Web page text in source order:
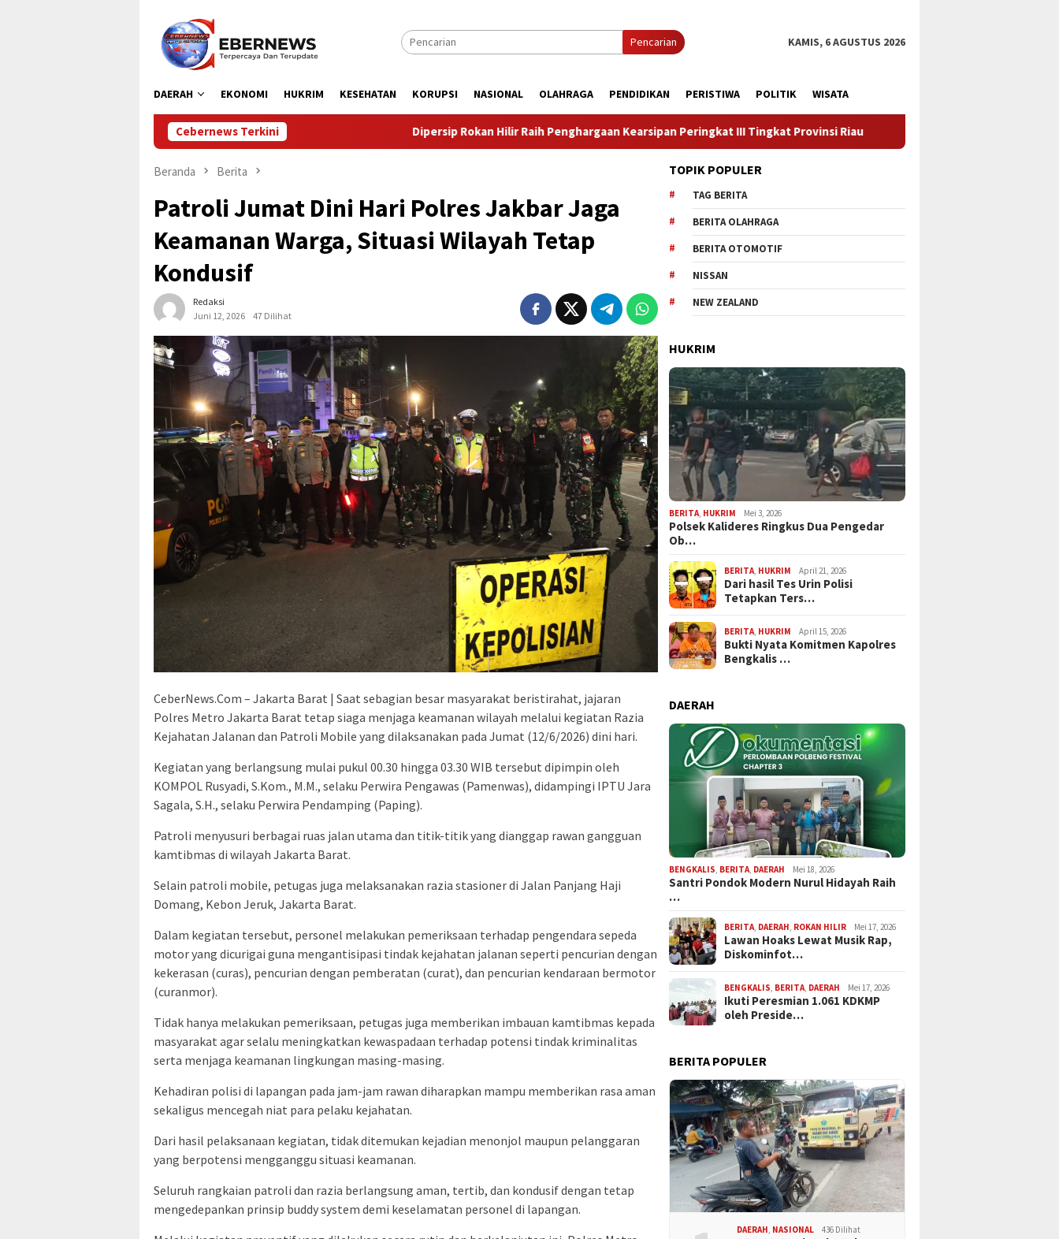
konten
Pencarian KAMIS, 6 AGUSTUS 2026
DAERAH EKONOMI HUKRIM KESEHATAN KORUPSI NASIONAL OLAHRAGA PENDIDIKAN PERISTIWA POLITIK WISATA
Cebernews Terkini Dipersip Rokan Hilir Raih Penghargaan Kearsipan Peringkat III Tingkat Provinsi Riau Kadiskes Menghadiri Kunjungan Kerja
Beranda Berita
Patroli Jumat Dini Hari Polres Jakbar Jaga
Keamanan Warga, Situasi Wilayah Tetap
Kondusif
Redaksi
Juni 12, 2026
47 Dilihat
CeberNews.Com – Jakarta Barat | Saat sebagian besar masyarakat beristirahat, jajaran
Polres Metro Jakarta Barat tetap siaga menjaga keamanan wilayah melalui kegiatan Razia
Kejahatan Jalanan dan Patroli Mobile yang dilaksanakan pada Jumat (12/6/2026) dini hari.
Kegiatan yang berlangsung mulai pukul 00.30 hingga 03.30 WIB tersebut dipimpin oleh
KOMPOL Rusyadi, S.Kom., M.M., selaku Perwira Pengawas (Pamenwas), didampingi IPTU Jara
Sagala, S.H., selaku Perwira Pendamping (Paping).
Patroli menyusuri berbagai ruas jalan utama dan titik-titik yang dianggap rawan gangguan
kamtibmas di wilayah Jakarta Barat.
Selain patroli mobile, petugas juga melaksanakan razia stasioner di Jalan Panjang Haji
Domang, Kebon Jeruk, Jakarta Barat.
Dalam kegiatan tersebut, personel melakukan pemeriksaan terhadap pengendara sepeda
motor yang dicurigai guna mengantisipasi tindak kejahatan jalanan seperti pencurian dengan
kekerasan (curas), pencurian dengan pemberatan (curat), dan pencurian kendaraan bermotor
(curanmor).
Tidak hanya melakukan pemeriksaan, petugas juga memberikan imbauan kamtibmas kepada
masyarakat agar selalu meningkatkan kewaspadaan terhadap potensi tindak kriminalitas
serta menjaga keamanan lingkungan masing-masing.
Kehadiran polisi di lapangan pada jam-jam rawan diharapkan mampu memberikan rasa aman
sekaligus mencegah niat para pelaku kejahatan.
Dari hasil pelaksanaan kegiatan, tidak ditemukan kejadian menonjol maupun pelanggaran
yang berpotensi mengganggu situasi keamanan.
Seluruh rangkaian patroli dan razia berlangsung aman, tertib, dan kondusif dengan tetap
mengedepankan prinsip buddy system demi keselamatan personel di lapangan.
TOPIK POPULER
TAG BERITA
BERITA OLAHRAGA
BERITA OTOMOTIF
NISSAN
NEW ZEALAND
HUKRIM
BERITA HUKRIM Mei 3, 2026
Polsek Kalideres Ringkus Dua Pengedar
Ob…
BERITA HUKRIM April 21, 2026
Dari hasil Tes Urin Polisi
Tetapkan Ters…
BERITA HUKRIM April 15, 2026
Bukti Nyata Komitmen Kapolres
Bengkalis …
DAERAH
BENGKALIS BERITA DAERAH Mei 18, 2026
Santri Pondok Modern Nurul Hidayah Raih
…
BERITA DAERAH ROKAN HILIR Mei 17, 2026
Lawan Hoaks Lewat Musik Rap,
Diskominfot…
BENGKALIS BERITA DAERAH Mei 17, 2026
Ikuti Peresmian 1.061 KDKMP
oleh Preside…
BERITA POPULER
DAERAH, NASIONAL 436 Dilihat